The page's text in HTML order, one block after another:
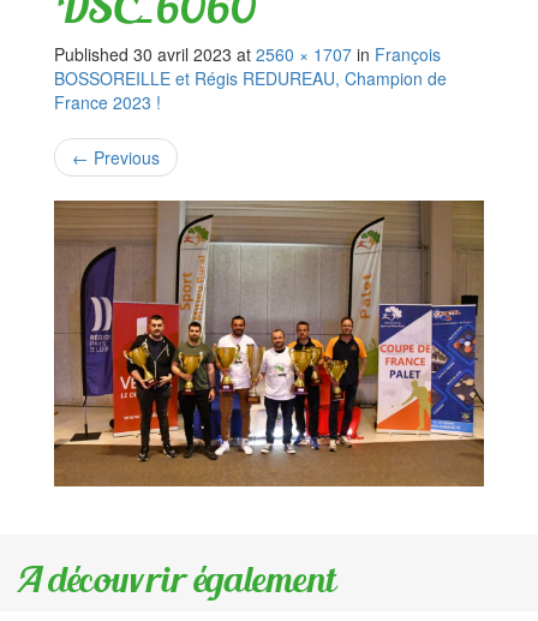
Published 30 avril 2023 at 2560 × 1707 in François
BOSSOREILLE et Régis REDUREAU, Champion de
France 2023 !
← Previous
A découvrir également